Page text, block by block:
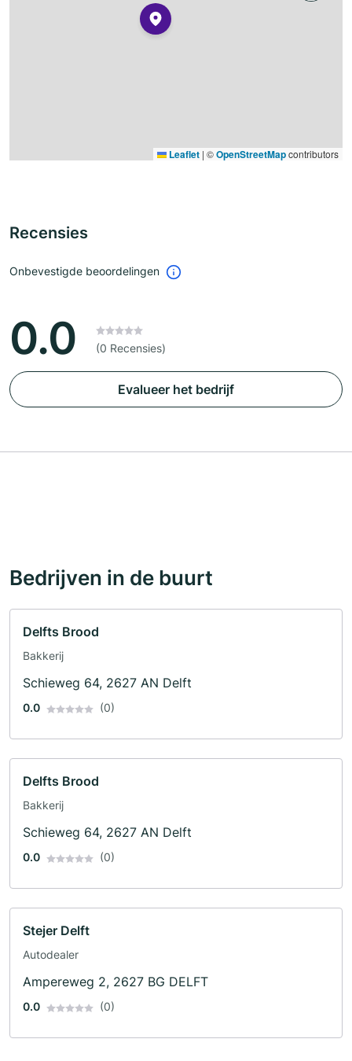
Leaflet | ©OpenStreetMapcontributors
Recensies
Onbevestigde beoordelingen
0.0 (0 Recensies)
Evalueer het bedrijf
Bedrijven in de buurt
Delfts Brood
Bakkerij
Schieweg 64, 2627 AN Delft
0.0 (0)
Delfts Brood
Bakkerij
Schieweg 64, 2627 AN Delft
0.0 (0)
Stejer Delft
Autodealer
Ampereweg 2, 2627 BG DELFT
0.0 (0)